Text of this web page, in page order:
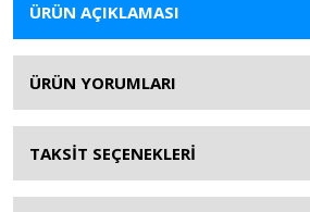
ÜRÜN AÇIKLAMASI
ÜRÜN YORUMLARI
TAKSİT SEÇENEKLERİ